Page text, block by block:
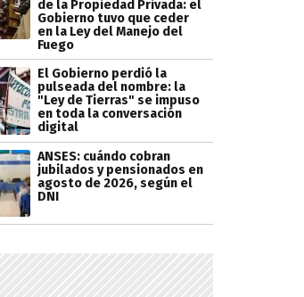
de la Propiedad Privada: el
Gobierno tuvo que ceder
en la Ley del Manejo del
Fuego
El Gobierno perdió la
pulseada del nombre: la
"Ley de Tierras" se impuso
en toda la conversación
digital
ANSES: cuándo cobran
jubilados y pensionados en
agosto de 2026, según el
DNI